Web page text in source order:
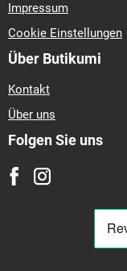
Impressum
Cookie Einstellungen
Über Butikumi
Kontakt
Über uns
Folgen Sie uns